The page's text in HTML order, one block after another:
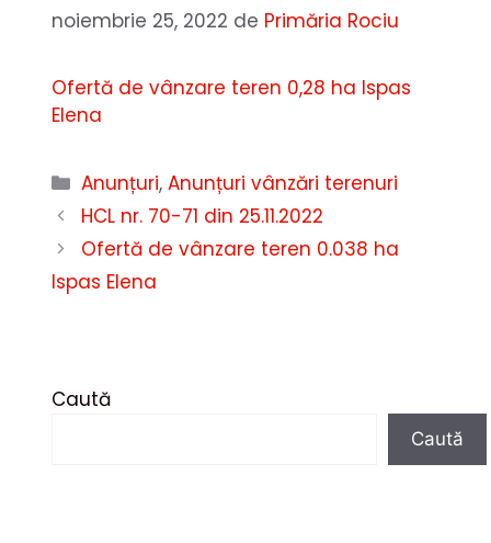
noiembrie 25, 2022 de Primăria Rociu
Ofertă de vânzare teren 0,28 ha Ispas
Elena
Categorii
Anunțuri,Anunțuri vânzări terenuri
HCL nr. 70-71 din 25.11.2022
Ofertă de vânzare teren 0.038 ha
Ispas Elena
Caută
Caută